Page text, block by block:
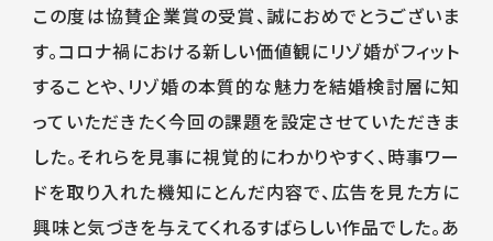
この度は協賛企業賞の受賞、誠におめでとうございま
す。コロナ禍における新しい価値観にリゾ婚がフィット
することや、リゾ婚の本質的な魅力を結婚検討層に知
っていただきたく今回の課題を設定させていただきま
した。それらを見事に視覚的にわかりやすく、時事ワー
ドを取り入れた機知にとんだ内容で、広告を見た方に
興味と気づきを与えてくれるすばらしい作品でした。あ